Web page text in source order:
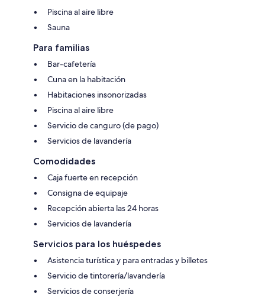
Piscina al aire libre
Sauna
Para familias
Bar-cafetería
Cuna en la habitación
Habitaciones insonorizadas
Piscina al aire libre
Servicio de canguro (de pago)
Servicios de lavandería
Comodidades
Caja fuerte en recepción
Consigna de equipaje
Recepción abierta las 24 horas
Servicios de lavandería
Servicios para los huéspedes
Asistencia turística y para entradas y billetes
Servicio de tintorería/lavandería
Servicios de conserjería